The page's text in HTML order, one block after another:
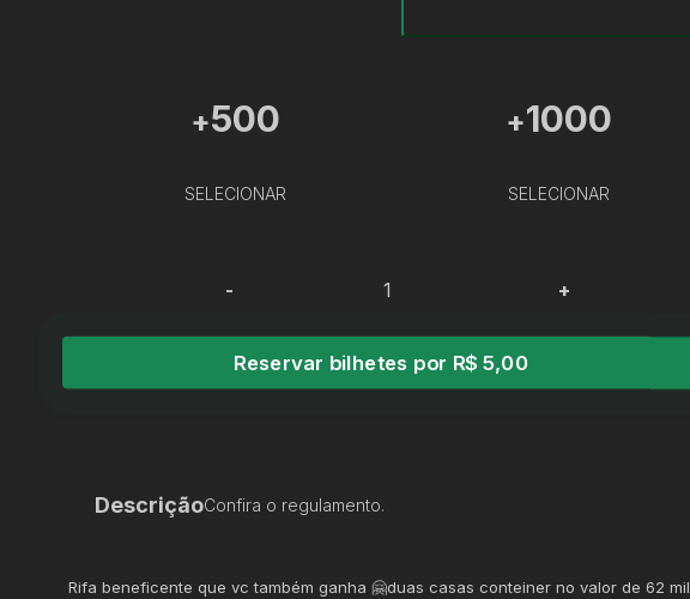
+500
SELECIONAR
+1000
SELECIONAR
- +
Reservar bilhetes por R$ 5,00
DescriçãoConfira o regulamento.
Rifa beneficente que vc também ganha 🤗duas casas conteiner no valor de 62 mil